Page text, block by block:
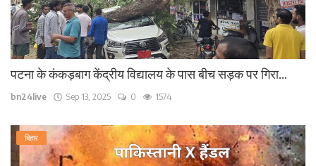
पटना के कंकड़बाग केंद्रीय विद्यालय के पास बीच सड़क पर गिरा...
bn24live Sep 13, 2025 0 1574
बिहार